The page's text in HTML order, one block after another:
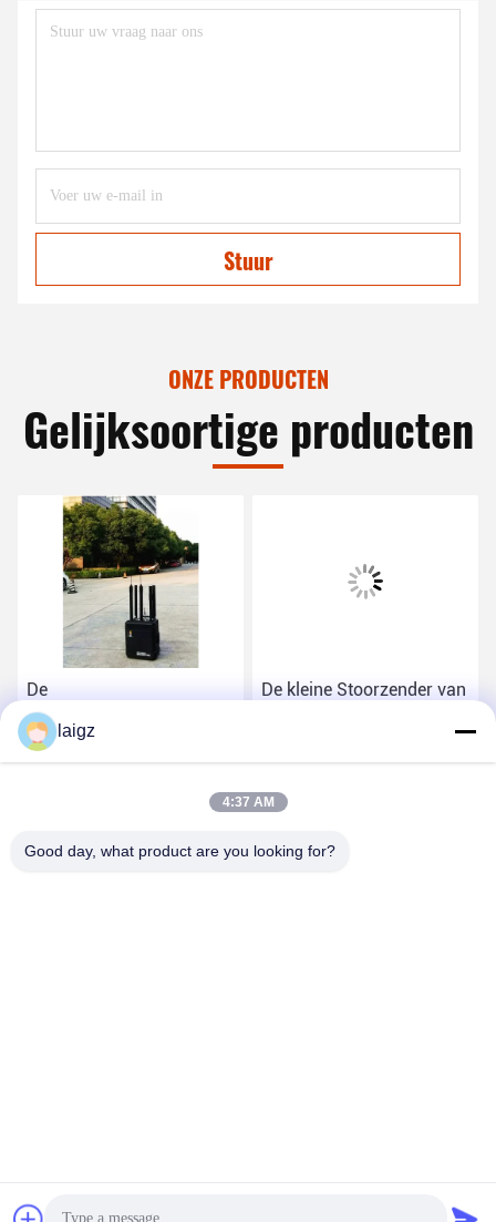
Stuur
ONZE PRODUCTEN
Gelijksoortige producten
De
Afstandsbedieningstoorzender
van de 120 Wattsauto,
100m Hoge Waaier
De kleine Stoorzender van
Blokkeren van de
Draadloze Signalen van
2026 Zhejiang Zhongdeng Electronics Technology CO,LTD Alle rechten
laigz
4:37 AM
Good day, what product are you looking for?